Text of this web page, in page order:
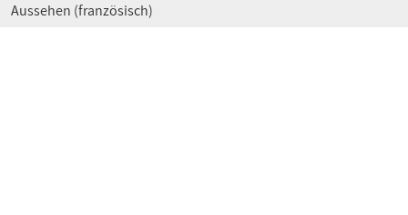
Aussehen (französisch)